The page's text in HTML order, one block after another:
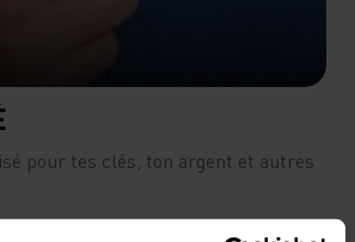
pour tes clés, ton argent et autres